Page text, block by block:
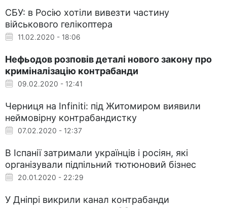
СБУ: в Росію хотіли вивезти частину
військового гелікоптера
11.02.2020 - 18:06
Нефьодов розповів деталі нового закону про
криміналізацію контрабанди
09.02.2020 - 12:41
Черниця на Infiniti: під Житомиром виявили
неймовірну контрабандистку
07.02.2020 - 12:37
В Іспанії затримали українців і росіян, які
організували підпільний тютюновий бізнес
20.01.2020 - 22:29
У Дніпрі викрили канал контрабанди